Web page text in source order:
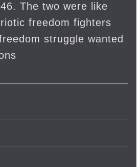
The two were like
freedom fighters
struggle wanted